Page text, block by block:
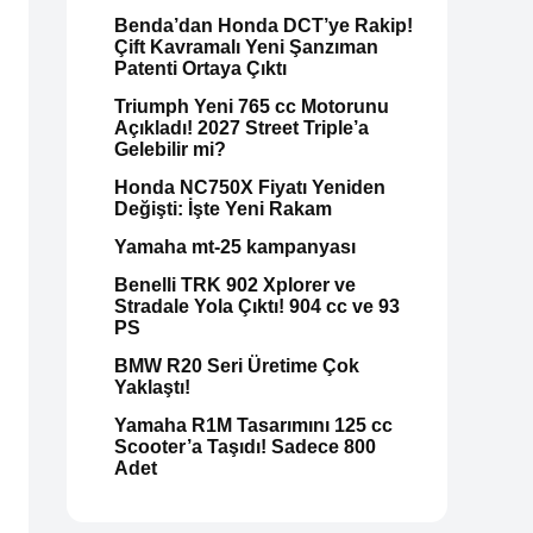
Benda’dan Honda DCT’ye Rakip!
Çift Kavramalı Yeni Şanzıman
Patenti Ortaya Çıktı
Triumph Yeni 765 cc Motorunu
Açıkladı! 2027 Street Triple’a
Gelebilir mi?
Honda NC750X Fiyatı Yeniden
Değişti: İşte Yeni Rakam
Yamaha mt-25 kampanyası
Benelli TRK 902 Xplorer ve
Stradale Yola Çıktı! 904 cc ve 93
PS
BMW R20 Seri Üretime Çok
Yaklaştı!
Yamaha R1M Tasarımını 125 cc
Scooter’a Taşıdı! Sadece 800
Adet